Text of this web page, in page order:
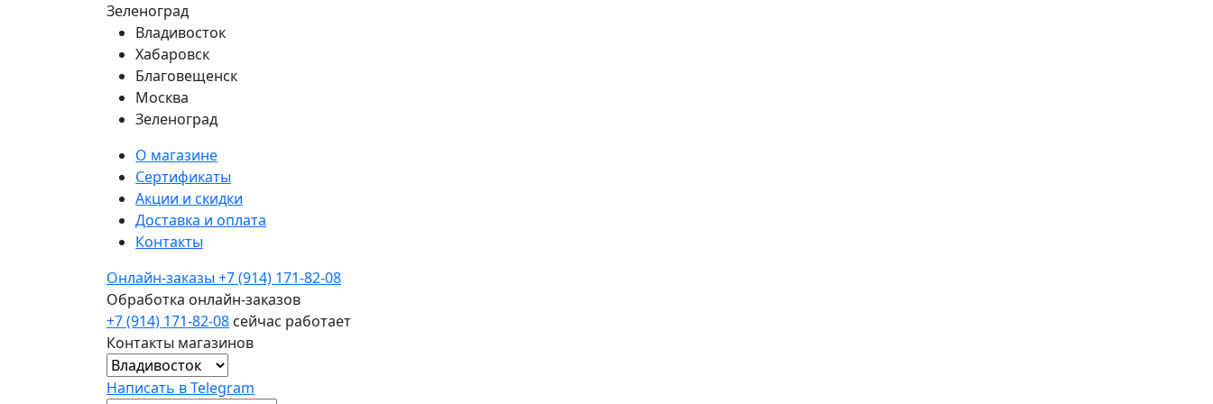
Зеленоград
Владивосток
Хабаровск
Благовещенск
Москва
Зеленоград
О магазине
Сертификаты
Акции и скидки
Доставка и оплата
Контакты
Онлайн-заказы +7 (914) 171-82-08
Обработка онлайн-заказов
+7 (914) 171-82-08 сейчас работает
Контакты магазинов
Написать в Telegram